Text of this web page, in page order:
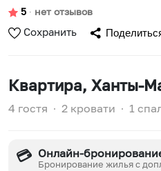
5 ∙ нет отзывов
Сохранить
Квартира, Ханты-
4 гостя ∙ 2 кровати ∙ 1
💳 Онлайн-
Бронирование жилья с